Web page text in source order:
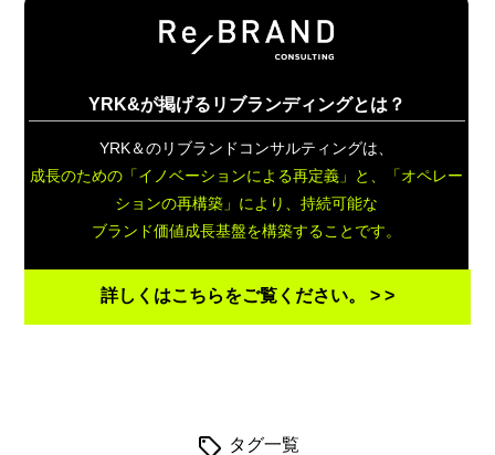
YRK&が掲げるリブランディングとは？
YRK＆のリブランドコンサルティングは、
成長のための「イノベーションによる再定義」と、
「オペレー
ションの再構築」により、持続可能な
ブランド価値成長基盤を構築することです。
詳しくはこちらをご覧ください。 > >
タグ一覧